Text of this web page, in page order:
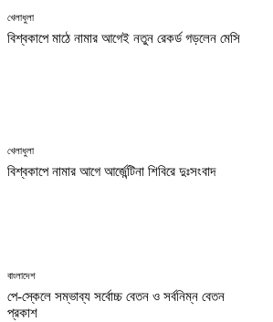
খেলাধুলা
বিশ্বকাপে মাঠে নামার আগেই নতুন রেকর্ড গড়লেন মেসি
খেলাধুলা
বিশ্বকাপে নামার আগে আর্জেন্টিনা শিবিরে দুঃসংবাদ
বাংলাদেশ
পে-স্কেলে সম্ভাব্য সর্বোচ্চ বেতন ও সর্বনিম্ন বেতন
প্রকাশ